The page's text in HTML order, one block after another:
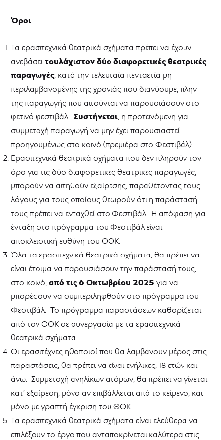
Όροι
Τα ερασιτεχνικά θεατρικά σχήματα πρέπει να έχουν
ανεβάσειτουλάχιστον δύο διαφορετικές θεατρικές
παραγωγές, κατά την τελευταία πενταετία μη
περιλαμβανομένης της χρονιάς που διανύουμε, πλην
της παραγωγής που αιτούνται να παρουσιάσουν στο
φετινό φεστιβάλ.Συστήνεται, η προτεινόμενη για
συμμετοχή παραγωγή να μην έχει παρουσιαστεί
προηγουμένως στο κοινό (πρεμιέρα στο Φεστιβάλ)
Ερασιτεχνικά θεατρικά σχήματα που δεν πληρούν τον
όρο για τις δύο διαφορετικές θεατρικές παραγωγές,
μπορούν να αιτηθούν εξαίρεσης, παραθέτοντας τους
λόγους για τους οποίους θεωρούν ότι η παράστασή
τους πρέπει να ενταχθεί στο Φεστιβάλ. Η απόφαση για
ένταξη στο πρόγραμμα του Φεστιβάλ είναι
αποκλειστική ευθύνη του ΘΟΚ.
Όλα τα ερασιτεχνικά θεατρικά σχήματα, θα πρέπει να
είναι έτοιμα να παρουσιάσουν την παράστασή τους,
στο κοινό,από τις 6 Οκτωβρίου 2025 για να
μπορέσουν να συμπεριληφθούν στο πρόγραμμα του
Φεστιβάλ. Το πρόγραμμα παραστάσεων καθορίζεται
από τον ΘΟΚ σε συνεργασία με τα ερασιτεχνικά
θεατρικά σχήματα.
Οι ερασιτέχνες ηθοποιοί που θα λαμβάνουν μέρος στις
παραστάσεις, θα πρέπει να είναι ενήλικες, 18 ετών και
άνω. Συμμετοχή ανηλίκων ατόμων, θα πρέπει να γίνεται
κατ’ εξαίρεση, μόνο αν επιβάλλεται από το κείμενο, και
μόνο με γραπτή έγκριση του ΘΟΚ.
Τα ερασιτεχνικά θεατρικά σχήματα είναι ελεύθερα να
επιλέξουν το έργο που ανταποκρίνεται καλύτερα στις
Θεατρικό
Καταφύγιο
Θεατρικό
Μουσείο
Κύπρου
Επιχορηγήσεις
-
Νέα